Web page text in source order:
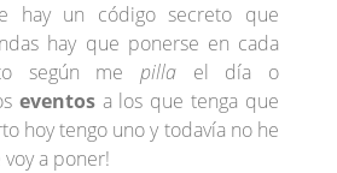
hay un código secreto que
hay que ponerse en cada
según mepilla el día o
eventosa los que tenga que
hoy tengo uno y todavía no he
a poner!